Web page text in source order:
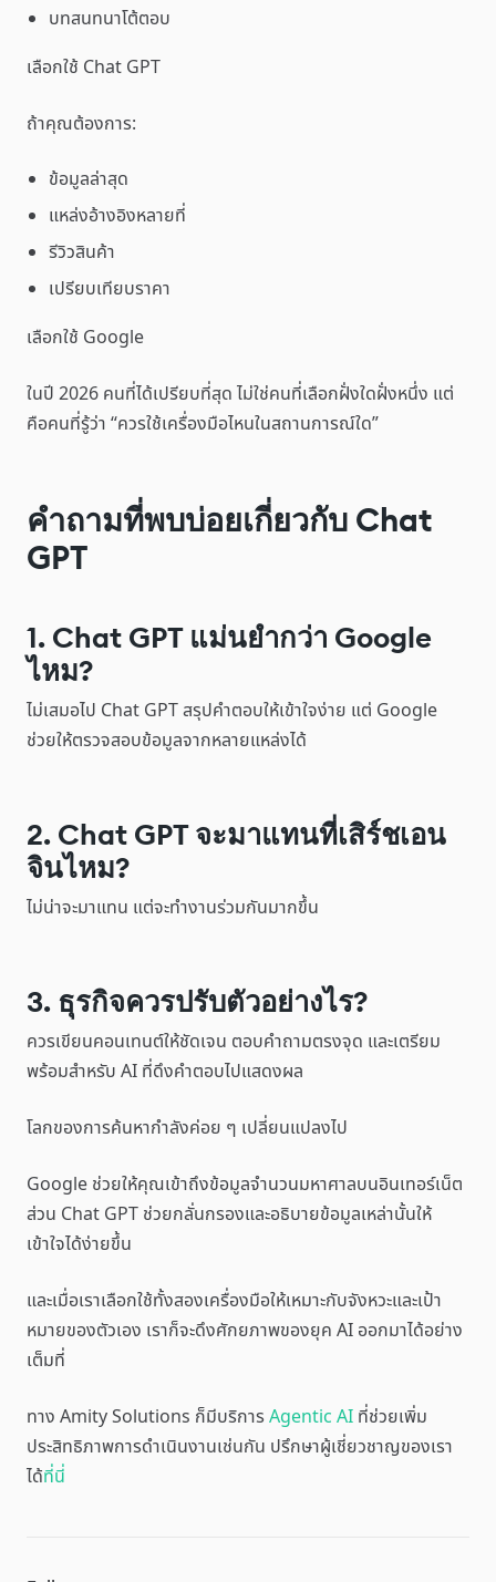
บทสนทนาโต้ตอบ
เลือกใช้ Chat GPT
ถ้าคุณต้องการ:
ข้อมูลล่าสุด
แหล่งอ้างอิงหลายที่
รีวิวสินค้า
เปรียบเทียบราคา
เลือกใช้ Google
ในปี 2026 คนที่ได้เปรียบที่สุด ไม่ใช่คนที่เลือกฝั่งใดฝั่งหนึ่ง แต่
คือคนที่รู้ว่า “ควรใช้เครื่องมือไหนในสถานการณ์ใด”
คำถามที่พบบ่อยเกี่ยวกับ Chat
GPT
1. Chat GPT แม่นยำกว่า Google
ไหม?
ไม่เสมอไป Chat GPT สรุปคำตอบให้เข้าใจง่าย แต่ Google
ช่วยให้ตรวจสอบข้อมูลจากหลายแหล่งได้
2. Chat GPT จะมาแทนที่เสิร์ชเอน
จินไหม?
ไม่น่าจะมาแทน แต่จะทำงานร่วมกันมากขึ้น
3. ธุรกิจควรปรับตัวอย่างไร?
ควรเขียนคอนเทนต์ให้ชัดเจน ตอบคำถามตรงจุด และเตรียม
พร้อมสำหรับ AI ที่ดึงคำตอบไปแสดงผล
โลกของการค้นหากำลังค่อย ๆ เปลี่ยนแปลงไป
Google ช่วยให้คุณเข้าถึงข้อมูลจำนวนมหาศาลบนอินเทอร์เน็ต
ส่วน Chat GPT ช่วยกลั่นกรองและอธิบายข้อมูลเหล่านั้นให้
เข้าใจได้ง่ายขึ้น
และเมื่อเราเลือกใช้ทั้งสองเครื่องมือให้เหมาะกับจังหวะและเป้า
หมายของตัวเอง เราก็จะดึงศักยภาพของยุค AI ออกมาได้อย่าง
เต็มที่
ทาง Amity Solutions ก็มีบริการAgentic AI ที่ช่วยเพิ่ม
ประสิทธิภาพการดำเนินงานเช่นกัน ปรึกษาผู้เชี่ยวชาญของเรา
ได้ที่นี่